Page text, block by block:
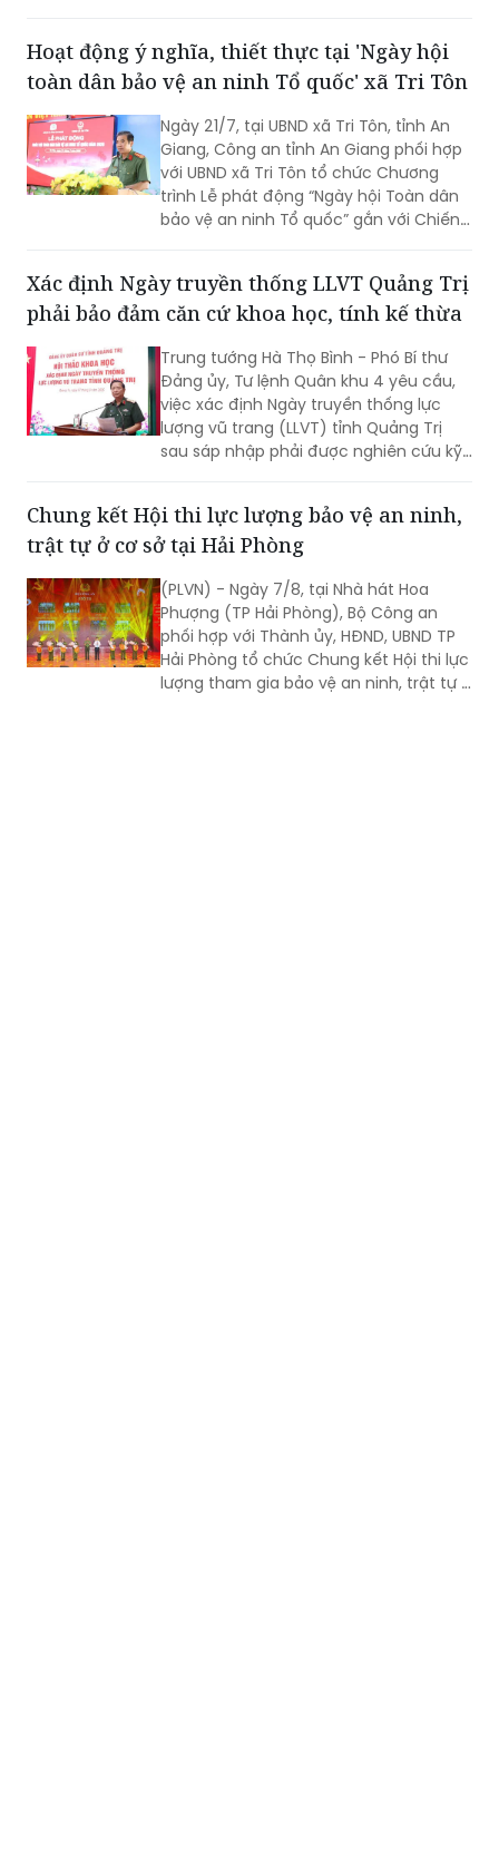
nâng đường để duy trì lối đi. Tuy nhiên,
người dân vẫn thường trực nỗi lo sạt lở,
nước lớn.
Hoạt động ý nghĩa, thiết thực tại 'Ngày hội
toàn dân bảo vệ an ninh Tổ quốc' xã Tri Tôn
Ngày 21/7, tại UBND xã Tri Tôn, tỉnh An
Giang, Công an tỉnh An Giang phối hợp
với UBND xã Tri Tôn tổ chức Chương
trình Lễ phát động “Ngày hội Toàn dân
bảo vệ an ninh Tổ quốc” gắn với Chiến
Xác định Ngày truyền thống LLVT Quảng Trị
phải bảo đảm căn cứ khoa học, tính kế thừa
Trung tướng Hà Thọ Bình - Phó Bí thư
Đảng ủy, Tư lệnh Quân khu 4 yêu cầu,
việc xác định Ngày truyền thống lực
lượng vũ trang (LLVT) tỉnh Quảng Trị
sau sáp nhập phải được nghiên cứu kỹ
Chung kết Hội thi lực lượng bảo vệ an ninh,
trật tự ở cơ sở tại Hải Phòng
(PLVN) - Ngày 7/8, tại Nhà hát Hoa
Phượng (TP Hải Phòng), Bộ Công an
phối hợp với Thành ủy, HĐND, UBND TP
Hải Phòng tổ chức Chung kết Hội thi lực
lượng tham gia bảo vệ an ninh, trật tự ở